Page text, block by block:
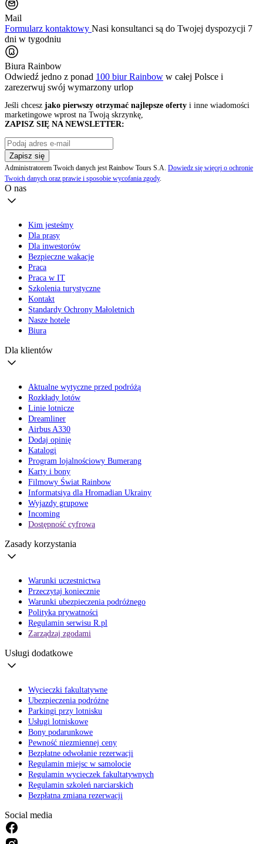
Mail
Formularz kontaktowy Nasi konsultanci są do Twojej dyspozycji 7
dni w tygodniu
Biura Rainbow
Odwiedź jedno z ponad 100 biur Rainbow w całej Polsce i
zarezerwuj swój wymarzony urlop
Jeśli chcesz jako pierwszy otrzymać najlepsze oferty i inne wiadomości
marketingowe wprost na Twoją skrzynkę,
ZAPISZ SIĘ NA NEWSLETTER:
Zapisz się
Administratorem Twoich danych jest Rainbow Tours S.A. Dowiedz się więcej o ochronie
Twoich danych oraz prawie i sposobie wycofania zgody.
O nas
Kim jesteśmy
Dla prasy
Dla inwestorów
Bezpieczne wakacje
Praca
Praca w IT
Szkolenia turystyczne
Kontakt
Standardy Ochrony Małoletnich
Nasze hotele
Biura
Dla klientów
Aktualne wytyczne przed podróżą
Rozkłady lotów
Linie lotnicze
Dreamliner
Airbus A330
Dodaj opinię
Katalogi
Program lojalnościowy Bumerang
Karty i bony
Filmowy Świat Rainbow
Informatsiya dla Hromadian Ukrainy
Wyjazdy grupowe
Incoming
Dostępność cyfrowa
Zasady korzystania
Warunki uczestnictwa
Przeczytaj koniecznie
Warunki ubezpieczenia podróżnego
Polityka prywatności
Regulamin serwisu R.pl
Zarządzaj zgodami
Usługi dodatkowe
Wycieczki fakultatywne
Ubezpieczenia podróżne
Parkingi przy lotnisku
Usługi lotniskowe
Bony podarunkowe
Pewność niezmiennej ceny
Bezpłatne odwołanie rezerwacji
Regulamin miejsc w samolocie
Regulamin wycieczek fakultatywnych
Regulamin szkoleń narciarskich
Bezpłatna zmiana rezerwacji
Social media